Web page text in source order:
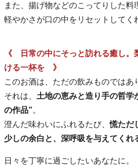
また、揚げ物などのこってりした料
軽やかさが口の中をリセットしてく
《 日常の中にそっと訪れる癒し。
ける一杯を 》
このお酒は、ただの飲みものではあ
それは、 土地の恵みと造り手の哲学
の作品”。
澄んだ味わいにふれるたび、慌ただ
少しの余白と、深呼吸を与えてくれ
日々を丁寧に過ごしたいあなたに。